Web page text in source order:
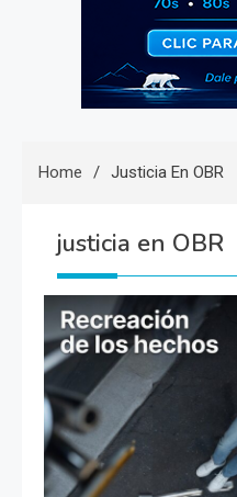
Home Justicia En OBR
justicia en OBR